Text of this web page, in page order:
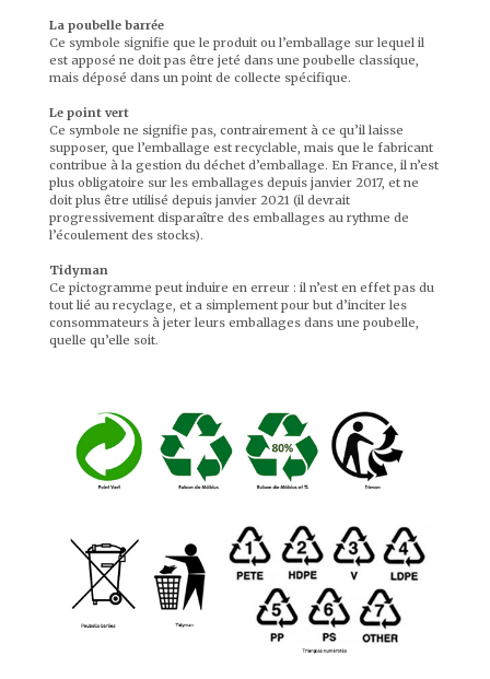
La poubelle barrée
Ce symbole signifie que le produit ou l’emballage sur lequel il
est apposé ne doit pas être jeté dans une poubelle classique,
mais déposé dans un point de collecte spécifique.
Le point vert
Ce symbole ne signifie pas, contrairement à ce qu’il laisse
supposer, que l’emballage est recyclable, mais que le fabricant
contribue à la gestion du déchet d’emballage. En France, il n’est
plus obligatoire sur les emballages depuis janvier 2017, et ne
doit plus être utilisé depuis janvier 2021 (il devrait
progressivement disparaître des emballages au rythme de
l’écoulement des stocks).
Tidyman
Ce pictogramme peut induire en erreur : il n’est en effet pas du
tout lié au recyclage, et a simplement pour but d’inciter les
consommateurs à jeter leurs emballages dans une poubelle,
quelle qu’elle soit.